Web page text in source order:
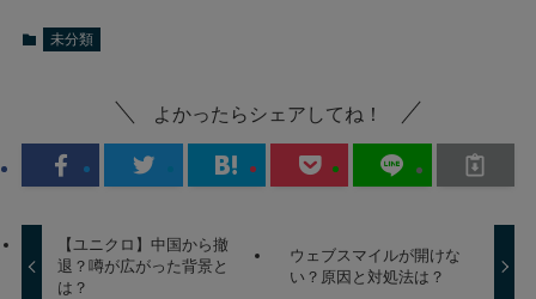
未分類
よかったらシェアしてね！
【ユニクロ】中国から撤
退？噂が広がった背景と
は？
ウェブスマイルが開けな
い？原因と対処法は？